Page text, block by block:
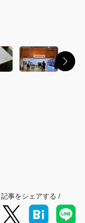
記事をシェアする /